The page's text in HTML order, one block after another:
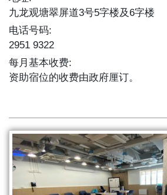
九龙观塘翠屏道3号5字楼及6字楼
电话号码:
2951 9322
每月基本收费:
资助宿位的收费由政府厘订。